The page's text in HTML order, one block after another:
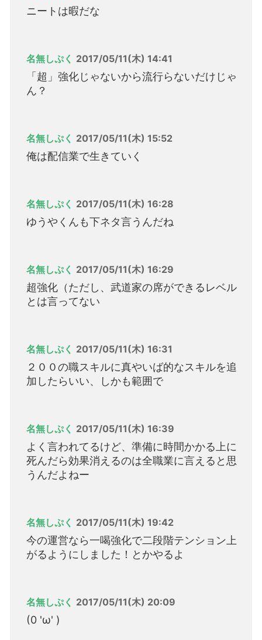
ニートは暇だな
名無しぷく 2017/05/11(木) 14:41
「超」強化じゃないから流行らないだけじゃ
ん？
名無しぷく 2017/05/11(木) 15:52
俺は配信業で生きていく
名無しぷく 2017/05/11(木) 16:28
ゆうやくんも下ネタ言うんだね
名無しぷく 2017/05/11(木) 16:29
超強化（ただし、武道家の席ができるレベル
とは言ってない
名無しぷく 2017/05/11(木) 16:31
２００の職スキルに真やいば的なスキルを追
加したらいい、しかも範囲で
名無しぷく 2017/05/11(木) 16:39
よく言われてるけど、準備に時間かかる上に
死んだら効果消えるのは全職業に言えると思
うんだよねー
名無しぷく 2017/05/11(木) 19:42
今の運営なら一喝強化で二段階テンション上
がるようにしました！とかやるよ
名無しぷく 2017/05/11(木) 20:09
(0 'ω' )